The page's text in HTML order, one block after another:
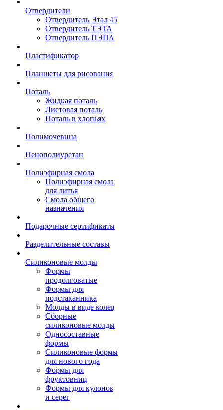
Отвердители
Отвердитель Этал 45
Отвердитель ТЭТА
Отвердитель ПЭПА
Пластификатор
Планшеты для рисования
Поталь
Жидкая поталь
Листовая поталь
Поталь в хлопьях
Полимочевина
Пенополиуретан
Полиэфирная смола
Полиэфирная смола
для литья
Смола общего
назначения
Подарочные сертификаты
Разделительные составы
Силиконовые молды
Формы
продолговатые
Формы для
подстаканника
Молды в виде колец
Сборные
силиконовые молды
Односоставные
формы
Силиконовые формы
для нового года
Формы для
фруктовниц
Формы для кулонов
и серег